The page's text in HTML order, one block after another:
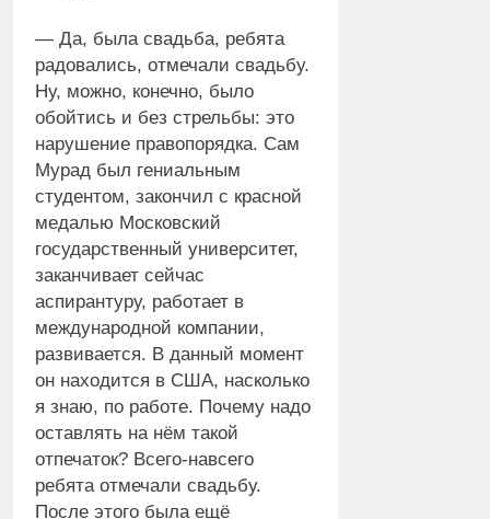
— Да, была свадьба, ребята
радовались, отмечали свадьбу.
Ну, можно, конечно, было
обойтись и без стрельбы: это
нарушение правопорядка. Сам
Мурад был гениальным
студентом, закончил с красной
медалью Московский
государственный университет,
заканчивает сейчас
аспирантуру, работает в
международной компании,
развивается. В данный момент
он находится в США, насколько
я знаю, по работе. Почему надо
оставлять на нём такой
отпечаток? Всего-навсего
ребята отмечали свадьбу.
После этого была ещё